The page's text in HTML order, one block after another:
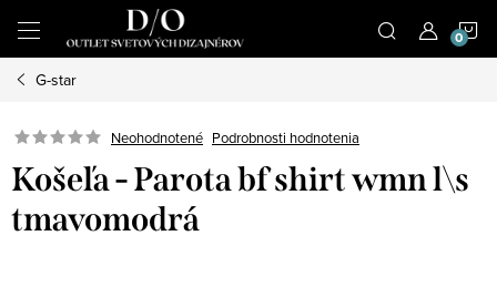
obsah
G-star
Neohodnotené Podrobnosti hodnotenia
Košeľa - Parota bf shirt wmn l\s
tmavomodrá